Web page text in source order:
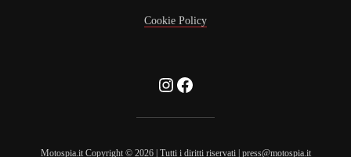
Cookie Policy
Instagram
Facebook
Motospia.it Copyright © 2026 | Tutti i diritti riservati | press@motospia.it